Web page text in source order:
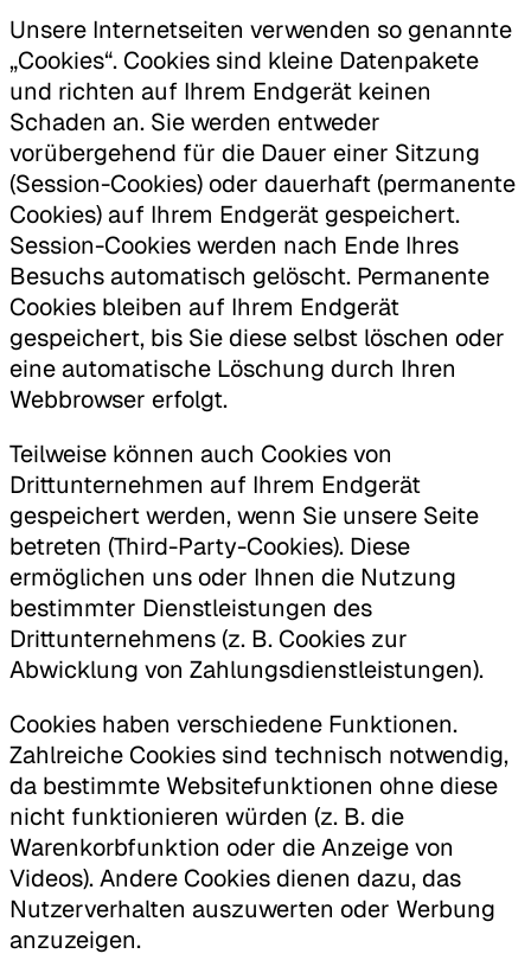
Unsere Internetseiten verwenden so genannte
„Cookies“. Cookies sind kleine Datenpakete
und richten auf Ihrem Endgerät keinen
Schaden an. Sie werden entweder
vorübergehend für die Dauer einer Sitzung
(Session-Cookies) oder dauerhaft (permanente
Cookies) auf Ihrem Endgerät gespeichert.
Session-Cookies werden nach Ende Ihres
Besuchs automatisch gelöscht. Permanente
Cookies bleiben auf Ihrem Endgerät
gespeichert, bis Sie diese selbst löschen oder
eine automatische Löschung durch Ihren
Webbrowser erfolgt.
Teilweise können auch Cookies von
Drittunternehmen auf Ihrem Endgerät
gespeichert werden, wenn Sie unsere Seite
betreten (Third-Party-Cookies). Diese
ermöglichen uns oder Ihnen die Nutzung
bestimmter Dienstleistungen des
Drittunternehmens (z. B. Cookies zur
Abwicklung von Zahlungsdienstleistungen).
Cookies haben verschiedene Funktionen.
Zahlreiche Cookies sind technisch notwendig,
da bestimmte Websitefunktionen ohne diese
nicht funktionieren würden (z. B. die
Warenkorbfunktion oder die Anzeige von
Videos). Andere Cookies dienen dazu, das
Nutzerverhalten auszuwerten oder Werbung
anzuzeigen.